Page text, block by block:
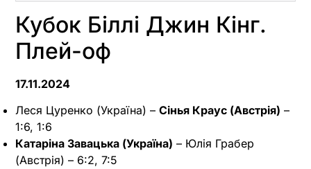
Кубок Біллі Джин Кінг.
Плей-оф
17.11.2024
Леся Цуренко (Україна) – Сінья Краус (Австрія) –
1:6, 1:6
Катаріна Завацька (Україна) – Юлія Грабер
(Австрія) – 6:2, 7:5